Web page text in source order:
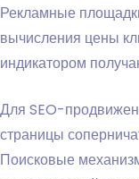
Рекламные
вычисления цены
индикатором
Для SEO-
страницы
Поисковые